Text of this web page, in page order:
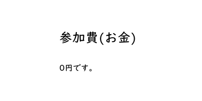
参加費(お金)
0円です。